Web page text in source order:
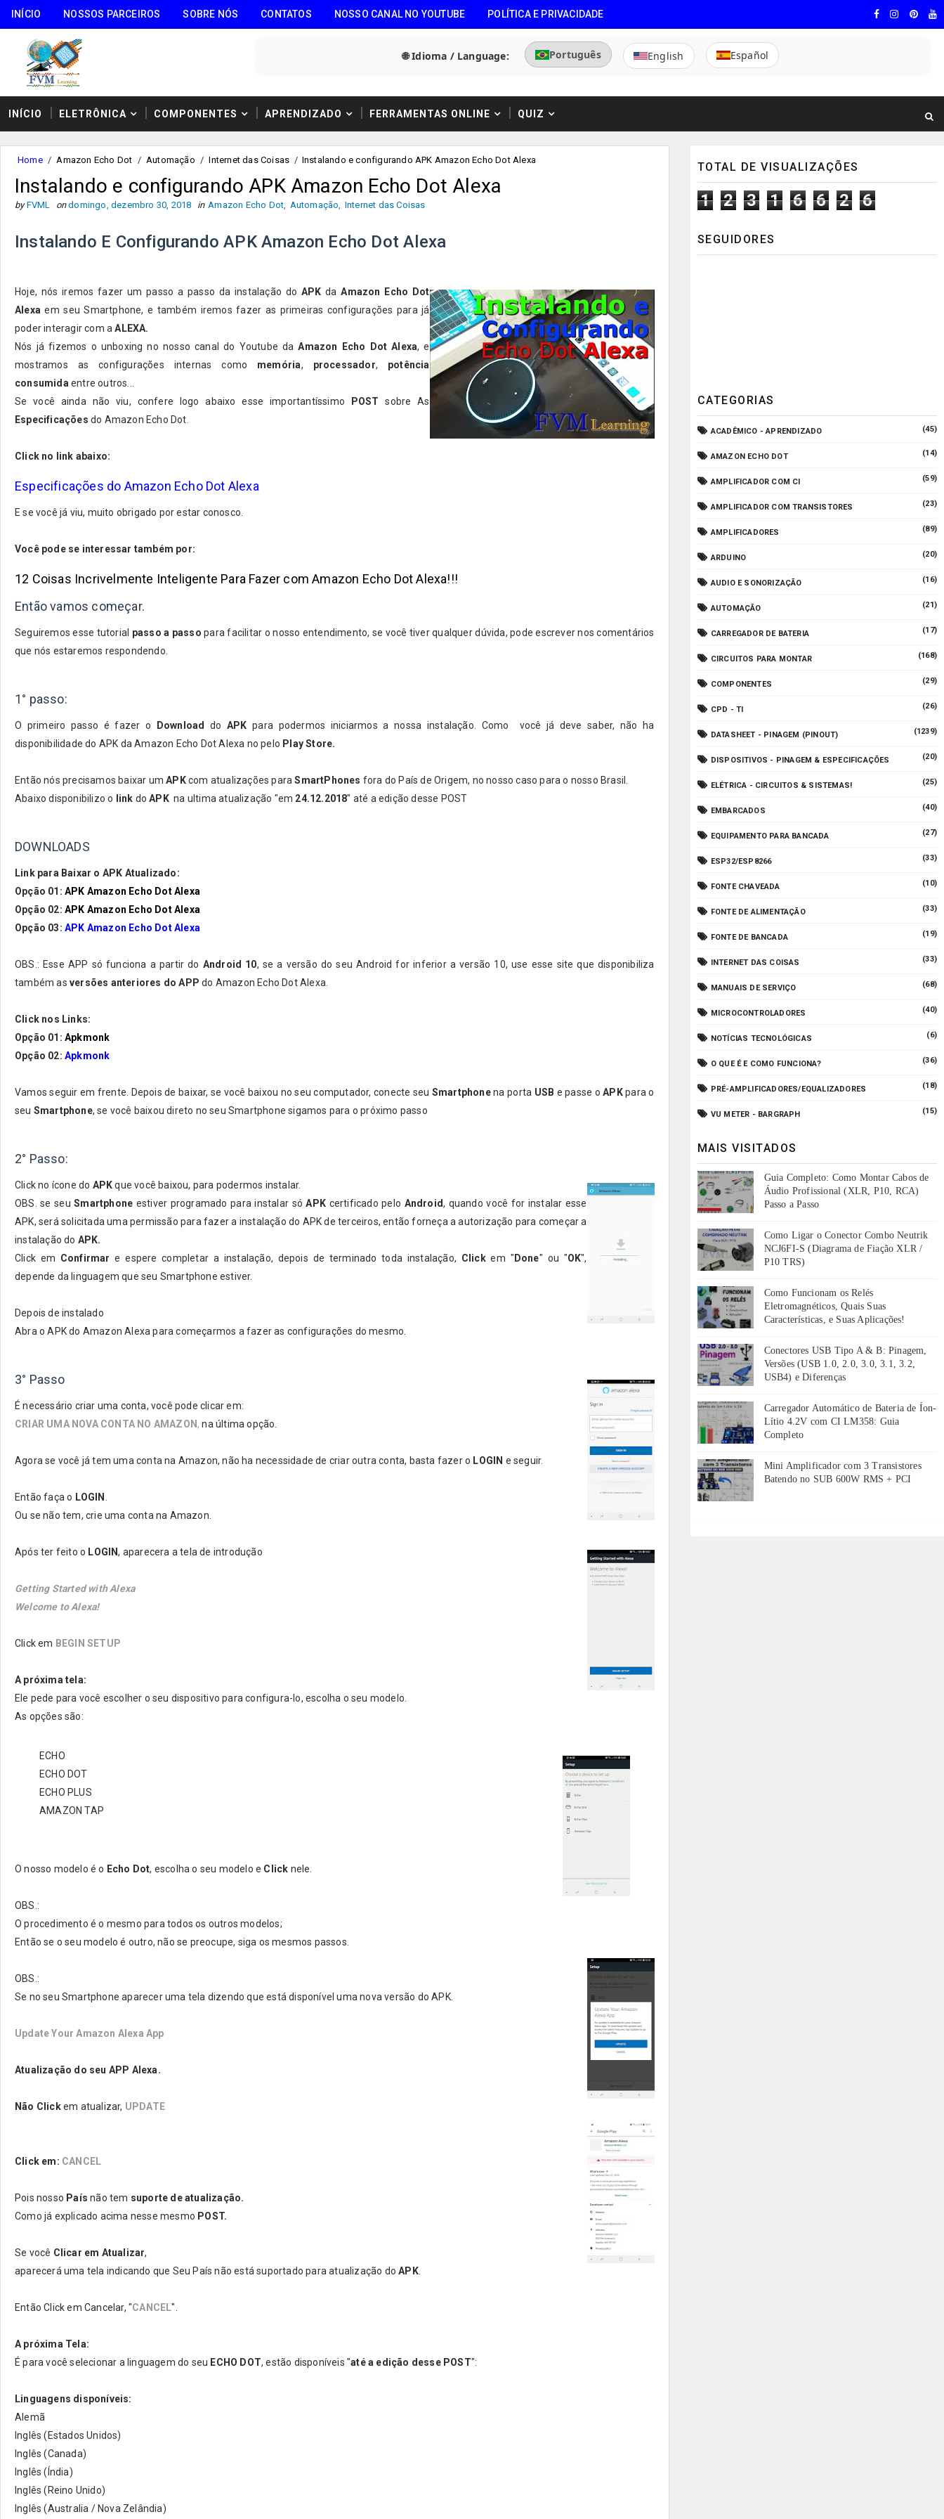
INÍCIO NOSSOS PARCEIROS SOBRE NÓS CONTATOS NOSSO CANAL NO YOUTUBE POLÍTICA E PRIVACIDADE
🌐 Idioma / Language: Português English Español
INÍCIO ELETRÔNICA COMPONENTES APRENDIZADO FERRAMENTAS ONLINE QUIZ
Home / Amazon Echo Dot / Automação / Internet das Coisas / Instalando e configurando APK Amazon Echo Dot Alexa
Instalando e configurando APK Amazon Echo Dot Alexa
by FVML on domingo, dezembro 30, 2018 in Amazon Echo Dot, Automação, Internet das Coisas
Instalando E Configurando APK Amazon Echo Dot Alexa
Hoje, nós iremos fazer um passo a passo da instalação do APK daAmazon Echo Dot
Alexa em seu Smartphone, e também iremos fazer as primeiras configurações para já
poder interagir com aALEXA.
Nós já fizemos o unboxing no nosso canal do Youtube daAmazon Echo Dot Alexa, e
mostramos as configurações internas como memória, processador, potência
consumida entre outros...
Se você ainda não viu, confere logo abaixo esse importantíssimo
POST
sobre As
Especificações do Amazon Echo Dot.
Click no link abaixo:
Especificações do Amazon Echo Dot Alexa
E se você já viu, muito obrigado por estar conosco.
Você pode se interessar também por:
12 Coisas Incrivelmente Inteligente Para Fazer com Amazon Echo Dot Alexa!!!
Então vamos começar.
Seguiremos esse tutorial passo a passo para facilitar o nosso entendimento, se você tiver qualquer dúvida, pode escrever nos comentários
que nós estaremos respondendo.
1° passo:
O primeiro passo é fazer o Download do APKpara podermos iniciarmos a nossa instalação. Como você já deve saber, não ha
disponibilidade do APK da Amazon Echo Dot Alexa no pelo Play Store.
Então nós precisamos baixar umAPKcom atualizações paraSmartPhones fora do País de Origem, no nosso caso para o nosso Brasil.
Abaixo disponibilizo o
link doAPKna ultima atualização "em 24.12.2018" até a edição desse POST
DOWNLOADS
Link para Baixar o APK Atualizado:
Opção 01: APK Amazon Echo Dot Alexa
Opção 02: APK Amazon Echo Dot Alexa
Opção 03: APK Amazon Echo Dot Alexa
OBS.: Esse APP só funciona a partir do Android 10, se a versão do seu Android for inferior a versão 10, use esse site que disponibiliza
também as versões anteriores do APP do Amazon Echo Dot Alexa.
Click nos Links:
Opção 01: Apkmonk
Opção 02: Apkmonk
Vamos seguir em frente. Depois de baixar, se você baixou no seu computador, conecte seu Smartphonena porta USB e passe oAPKpara o
seu Smartphone, se você baixou direto no seu Smartphone sigamos para o próximo passo
2° Passo:
Click no ícone do APKque você baixou, para podermos instalar.
OBS. se seuSmartphone estiver programado para instalar sóAPK certificado pelo Android, quando você for instalar esse
APK, será solicitada uma permissão para fazer a instalação do APK de terceiros, então forneça a autorização para começar a
instalação do APK.
Click em Confirmare espere completar a instalação, depois de terminado toda instalação, Clickem " Done" ou "OK",
depende da linguagem que seu Smartphone estiver.
Depois de instalado
Abra o APK do Amazon Alexa para começarmos a fazer as configurações do mesmo.
3° Passo
É necessário criar uma conta, você pode clicar em:
CRIAR UMA NOVA CONTA NO AMAZON , na última opção.
Agora se você já tem uma conta na Amazon, não ha necessidade de criar outra conta, basta fazer o LOGIN e seguir.
Então faça o LOGIN
Ou se não tem, crie uma conta na Amazon.
Após ter feito o LOGIN, aparecera a tela de introdução
Getting Started with Alexa
Welcome to Alexa!
Click em BEGIN SETUP
A próxima tela:
Ele pede para você escolher o seu dispositivo para configura-lo, escolha o seu modelo.
As opções são:
ECHO
ECHO DOT
ECHO PLUS
AMAZON TAP
O nosso modelo é o Echo Dot, escolha o seu modelo e Click nele.
OBS.:
O procedimento é o mesmo para todos os outros modelos;
Então se o seu modelo é outro, não se preocupe, siga os mesmos passos.
OBS.:
Se no seu Smartphone aparecer uma tela dizendo que está disponível uma nova versão do APK.
Update Your Amazon Alexa App
Atualização do seu APP Alexa.
Não Clickem atualizar, UPDATE
Click em: CANCEL
Pois nosso País não tem suporte de atualização.
Como já explicado acima nesse mesmo POST.
Se você Clicar em Atualizar,
aparecerá uma tela indicando que Seu País não está suportado para atualização doAPK.
Então Click em Cancelar, "CANCEL".
A próxima Tela:
É para você selecionar a linguagem do seu ECHO DOT, estão disponíveis "até a edição desse POST":
Linguagens disponíveis:
Alemã
Inglês (Estados Unidos)
Inglês (Canada)
Inglês (Índia)
Inglês (Reino Unido)
Inglês (Australia / Nova Zelândia)
TOTAL DE VISUALIZAÇÕES
1 2 3 1 6 6 2 6
SEGUIDORES
CATEGORIAS
ACADÊMICO - APRENDIZADO (45)
AMAZON ECHO DOT (14)
AMPLIFICADOR COM CI (59)
AMPLIFICADOR COM TRANSISTORES (23)
AMPLIFICADORES (89)
ARDUINO (20)
AUDIO E SONORIZAÇÃO (16)
AUTOMAÇÃO (21)
CARREGADOR DE BATERIA (17)
CIRCUITOS PARA MONTAR (168)
COMPONENTES (29)
CPD - TI (26)
DATASHEET - PINAGEM (PINOUT) (1239)
DISPOSITIVOS - PINAGEM & ESPECIFICAÇÕES (20)
ELÉTRICA - CIRCUITOS & SISTEMAS! (25)
EMBARCADOS (40)
EQUIPAMENTO PARA BANCADA (27)
ESP32/ESP8266 (33)
FONTE CHAVEADA (10)
FONTE DE ALIMENTAÇÃO (33)
FONTE DE BANCADA (19)
INTERNET DAS COISAS (33)
MANUAIS DE SERVIÇO (68)
MICROCONTROLADORES (40)
NOTÍCIAS TECNOLÓGICAS (6)
O QUE É E COMO FUNCIONA? (36)
PRÉ-AMPLIFICADORES/EQUALIZADORES (18)
VU METER - BARGRAPH (15)
MAIS VISITADOS
Guia Completo: Como Montar Cabos de
Áudio Profissional (XLR, P10, RCA)
Passo a Passo
Como Ligar o Conector Combo Neutrik
NCJ6FI-S (Diagrama de Fiação XLR /
P10 TRS)
Como Funcionam os Relés
Eletromagnéticos, Quais Suas
Características, e Suas Aplicações!
Conectores USB Tipo A & B: Pinagem,
Versões (USB 1.0, 2.0, 3.0, 3.1, 3.2,
USB4) e Diferenças
Carregador Automático de Bateria de Íon-
Lítio 4.2V com CI LM358: Guia
Completo
Mini Amplificador com 3 Transistores
Batendo no SUB 600W RMS + PCI